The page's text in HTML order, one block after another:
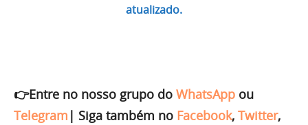
atualizado.
👉Entre no nosso grupo do WhatsApp ou
Telegram | Siga também no Facebook, Twitter,